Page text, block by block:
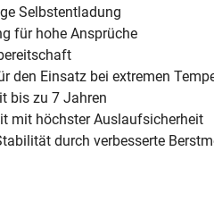
Selbstentladung
für hohe Ansprüche
den Einsatz bei extremen
bis zu 7 Jahren
mit höchster Auslaufsicherheit
durch verbesserte